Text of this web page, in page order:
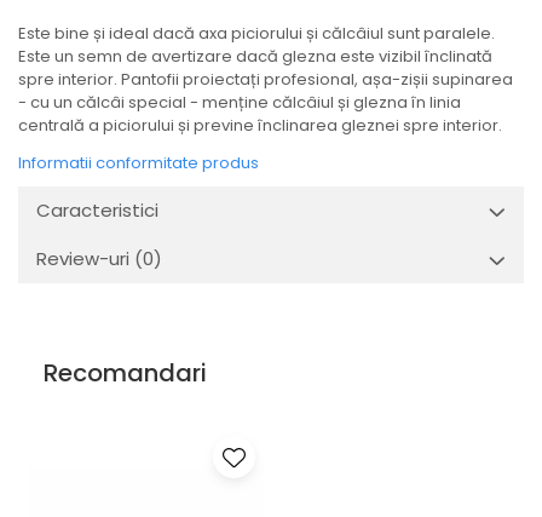
Este bine și ideal dacă axa piciorului și călcâiul sunt paralele.
Este un semn de avertizare dacă glezna este vizibil înclinată
spre interior. Pantofii proiectați profesional, așa-zișii supinarea
- cu un călcâi special - menține călcâiul și glezna în linia
centrală a piciorului și previne înclinarea gleznei spre interior.
Informatii conformitate produs
Caracteristici
Review-uri (0)
Recomandari